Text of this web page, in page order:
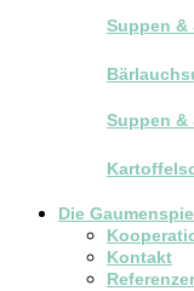
Suppen &
Suppen &
Die
Kontakt